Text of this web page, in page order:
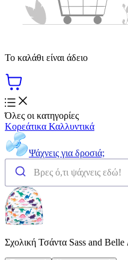
Το καλάθι είναι άδειο
Όλες οι κατηγορίες
Κορεάτικα Καλλυντικά
Ψάχνεις για δροσιά;
Σχολική Τσάντα Sass and Belle